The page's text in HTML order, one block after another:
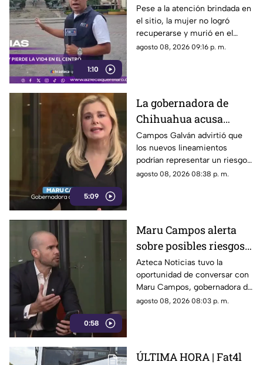
1:10
caminaba por el Centro
de Querétaro
Pese a la atención brindada en
el sitio, la mujer no logró
recuperarse y murió en el
lugar.
agosto 08, 2026 09:16 p. m.
5:09
La gobernadora de
Chihuahua acusa
posible censura
impulsada desde el
Gobierno Federal
Campos Galván advirtió que
los nuevos lineamientos
podrían representar un riesgo
para la libertad de expresión
agosto 08, 2026 08:38 p. m.
0:58
Maru Campos alerta
sobre posibles riesgos
para la libertad de
expresión
Azteca Noticias tuvo la
oportunidad de conversar con
Maru Campos, gobernadora de
Chihuahua, quien habló sobre
para la libertad de expresión
agosto 08, 2026 08:03 p. m.
ÚLTIMA HORA | Fat4l